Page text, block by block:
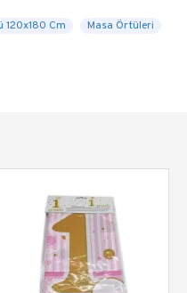
120x180 Cm Masa Örtüleri